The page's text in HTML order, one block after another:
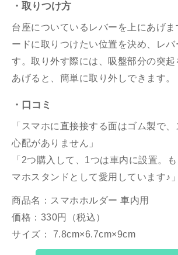
・取りつけ方
台座についているレバーを上にあげ
ードに取りつけたい位置を決め、レバ
す。取り外す際には、吸盤部分の突起
あげると、簡単に取り外しできます。
・口コミ
「スマホに直接接する面はゴム製で、
心配がありません」
「2つ購入して、1つは車内に設置。
マホスタンドとして愛用しています♪」
商品名：スマホホルダー 車内用
価格：330円（税込）
サイズ： 7.8cm×6.7cm×9cm